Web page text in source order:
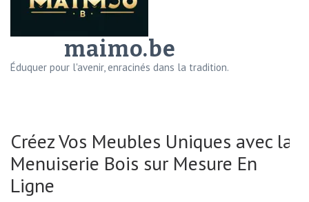
maimo.be
Éduquer pour l'avenir, enracinés dans la tradition.
Créez Vos Meubles Uniques avec la
Menuiserie Bois sur Mesure En
Ligne